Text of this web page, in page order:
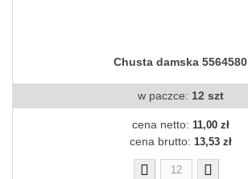
Chusta damska 5564580
w paczce: 12 szt
cena netto: 11,00 zł
cena brutto: 13,53 zł